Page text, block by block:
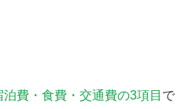
費・食費・交通費の3項目 で